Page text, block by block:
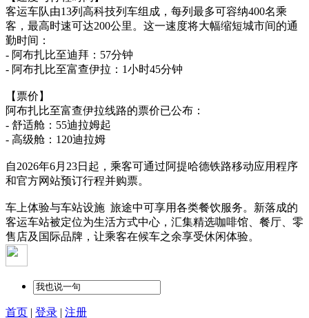
客运车队由13列高科技列车组成，每列最多可容纳400名乘
客，最高时速可达200公里。这一速度将大幅缩短城市间的通
勤时间：
- 阿布扎比至迪拜：57分钟
- 阿布扎比至富查伊拉：1小时45分钟
【票价】
阿布扎比至富查伊拉线路的票价已公布：
- 舒适舱：55迪拉姆起
- 高级舱：120迪拉姆
自2026年6月23日起，乘客可通过阿提哈德铁路移动应用程序
和官方网站预订行程并购票。
车上体验与车站设施 旅途中可享用各类餐饮服务。新落成的
客运车站被定位为生活方式中心，汇集精选咖啡馆、餐厅、零
售店及国际品牌，让乘客在候车之余享受休闲体验。
首页 | 登录 | 注册